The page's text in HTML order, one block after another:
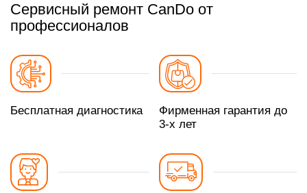
Сервисный ремонт CanDo от
профессионалов
Бесплатная диагностика
Фирменная гарантия до
3-х лет